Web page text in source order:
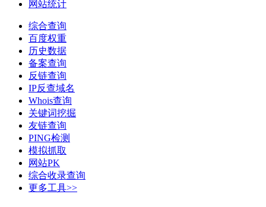
网站统计
综合查询
百度权重
历史数据
备案查询
反链查询
IP反查域名
Whois查询
关键词挖掘
友链查询
PING检测
模拟抓取
网站PK
综合收录查询
更多工具>>